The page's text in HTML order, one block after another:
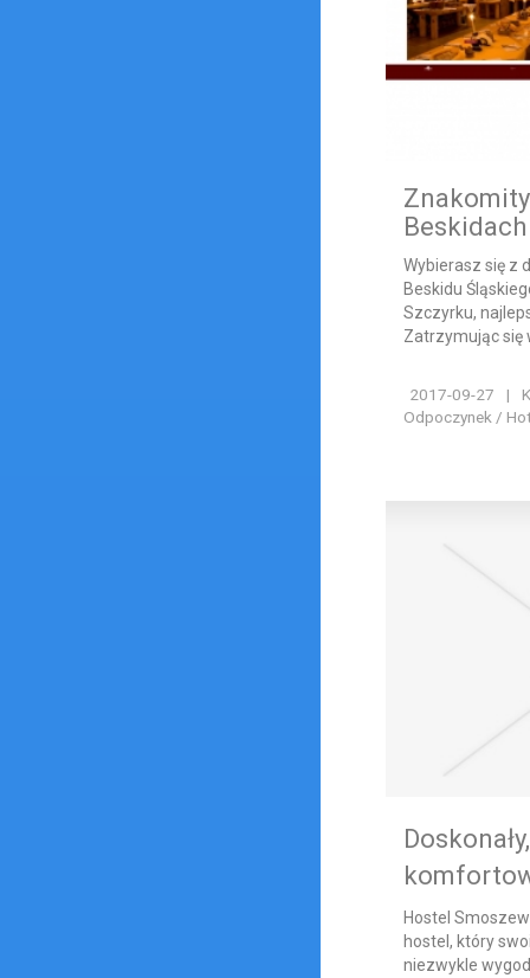
Beskidach
Wybierasz się z
Beskidu
Szczyrku,
Zatrzymując się
2017-09-27 |
Odpoczynek /
Hostel
hostel, który
niezwykle